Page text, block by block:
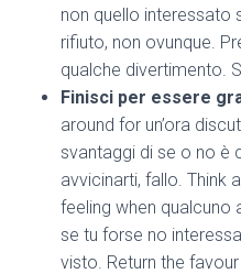
non quello interessato
rifiuto, non ovunque.
qualche divertimento.
Finisci per essere
around for un’ora
svantaggi di se o no è
avvicinarti, fallo. Think
feeling when qualcuno
se tu forse no
visto. Return the